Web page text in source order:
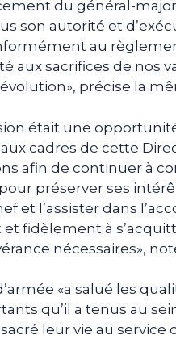
du général-
son autorité et
au
aux sacrifices de nos
précise la
était une
cadres de cette
afin de continuer à
pour préserver ses
et l’assister dans
fidèlement à
nécessaires»,
«a salué les
qu’il a tenus au
leur vie au service